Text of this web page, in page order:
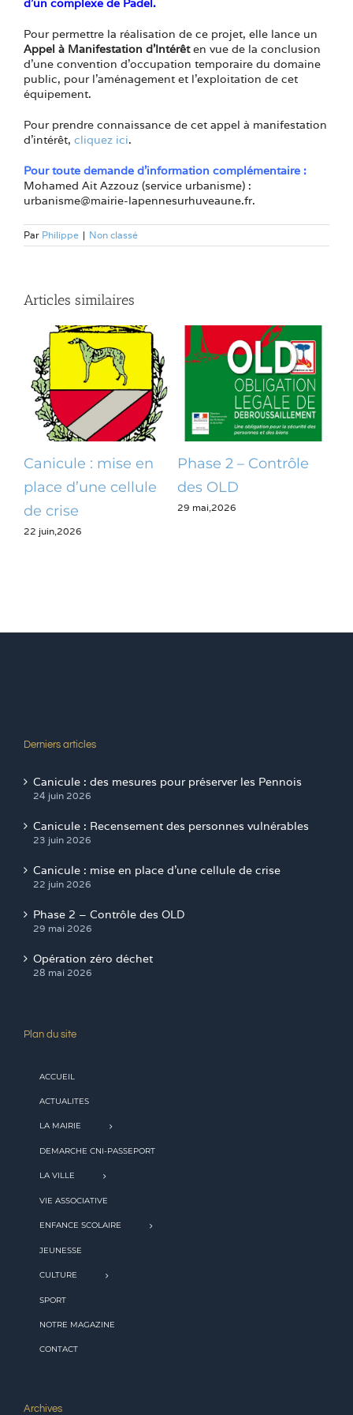
Pour permettre la réalisation de ce projet, elle lance un
Appel à Manifestation d’Intérêten vue de la conclusion
d’une convention d’occupation temporaire du domaine
public, pour l’aménagement et l’exploitation de cet
équipement.
Pour prendre connaissance de cet appel à manifestation
d’intérêt, cliquez ici.
Pour toute demande d’information complémentaire :
Mohamed Ait Azzouz (service urbanisme) :
urbanisme@mairie-lapennesurhuveaune.fr.
Par Philippe | Non classé
Articles similaires
Canicule : mise en
place d’une cellule
de crise
22 juin,2026
Phase 2 – Contrôle
des OLD
29 mai,2026
Derniers articles
Canicule : des mesures pour préserver les Pennois
24 juin 2026
Canicule : Recensement des personnes vulnérables
23 juin 2026
Canicule : mise en place d’une cellule de crise
22 juin 2026
Phase 2 – Contrôle des OLD
29 mai 2026
Opération zéro déchet
28 mai 2026
Plan du site
ACCUEIL
ACTUALITES
LA MAIRIE
DEMARCHE CNI-PASSEPORT
LA VILLE
VIE ASSOCIATIVE
ENFANCE SCOLAIRE
JEUNESSE
CULTURE
SPORT
NOTRE MAGAZINE
CONTACT
Archives